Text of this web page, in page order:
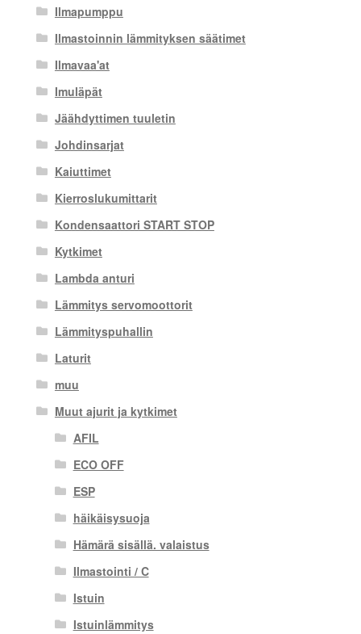
Ilmapumppu
Ilmastoinnin lämmityksen säätimet
Ilmavaa'at
Imuläpät
Jäähdyttimen tuuletin
Johdinsarjat
Kaiuttimet
Kierroslukumittarit
Kondensaattori START STOP
Kytkimet
Lambda anturi
Lämmitys servomoottorit
Lämmityspuhallin
Laturit
muu
Muut ajurit ja kytkimet
AFIL
ECO OFF
ESP
häikäisysuoja
Hämärä sisällä. valaistus
Ilmastointi / C
Istuin
Istuinlämmitys